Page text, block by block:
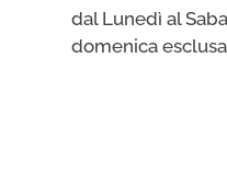
dal Lunedì al
domenica